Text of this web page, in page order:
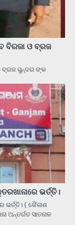
ବିରଜା ଓ ବ୍ରଜ
ବ୍ରଜ ସୁନ୍ଦର ଙ୍କ
ଭର୍ତ୍ତି।
ଭର୍ତ୍ତି। ( କୈଳାଶ
ଅନ୍ତର୍ଗତ ସାତନାଳ